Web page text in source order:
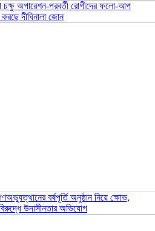
চক্ষু অপারেশন-পরবর্তী রোগীদের ফলো-আপ
দীঘিনালা জোন
বর্ষপূর্তি অনুষ্ঠান নিয়ে ক্ষোভ,
উদাসীনতার অভিযোগ